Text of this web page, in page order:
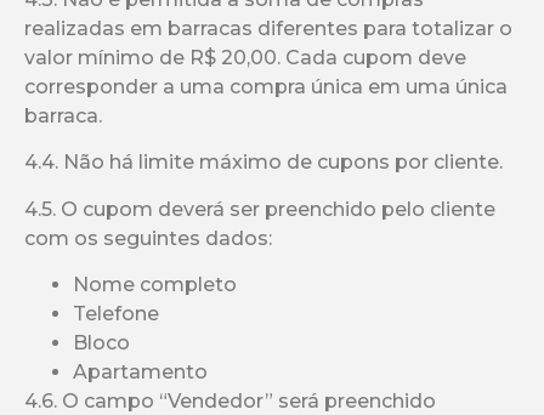
realizadas em barracas diferentes para totalizar o
valor mínimo de R$ 20,00. Cada cupom deve
corresponder a uma compra única em uma única
barraca.
4.4. Não há limite máximo de cupons por cliente.
4.5. O cupom deverá ser preenchido pelo cliente
com os seguintes dados:
Nome completo
Telefone
Bloco
Apartamento
4.6. O campo “Vendedor” será preenchido